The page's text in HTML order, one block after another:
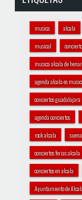
musica alcala
musical
musica alcala de
agenda alcala es
conciertos guadalajara
agenda conciertos
rock alcala suena
conciertos ferias alcala
conciertos en alcala
Ayuntamiento de